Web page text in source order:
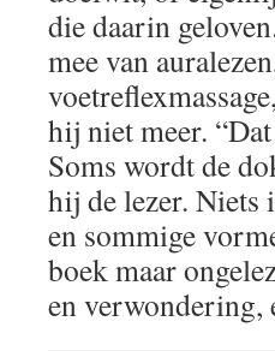
die daarin
mee van
hij niet meer.
Soms wordt de
hij de lezer.
en sommige
boek maar
en verwondering,